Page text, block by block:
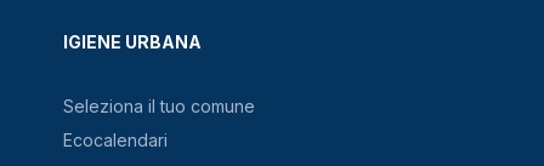
IGIENE URBANA
Seleziona il tuo comune
Ecocalendari